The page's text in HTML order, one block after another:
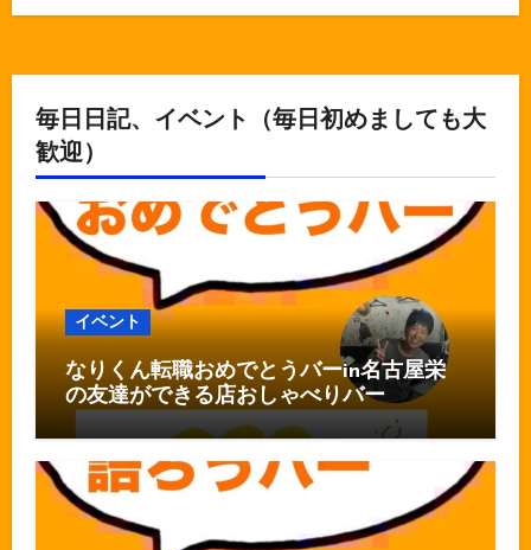
毎日日記、イベント（毎日初めましても大
歓迎）
イベント
なりくん転職おめでとうバーin名古屋栄
の友達ができる店おしゃべりバー